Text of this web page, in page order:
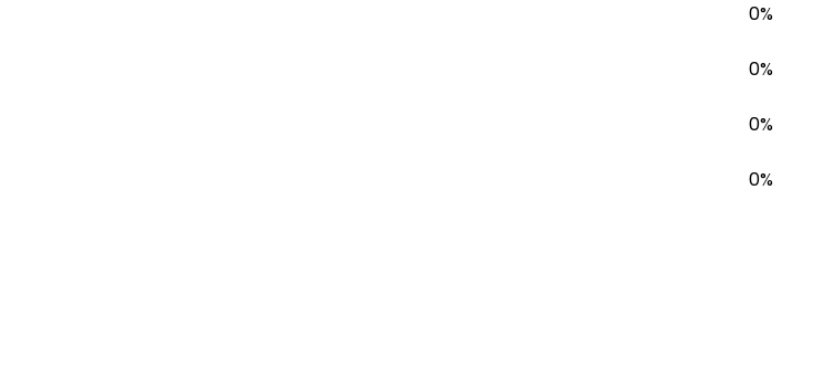
0%
0%
0%
0%